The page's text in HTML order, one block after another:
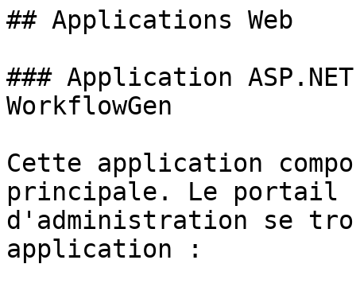
## Applications Web
### Application
WorkflowGen
Cette application
principale. Le portail
d'administration se
application :